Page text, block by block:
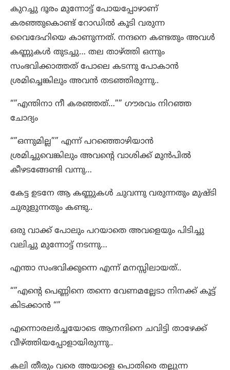
കുറച്ചു ദൂരം മുന്നോട്ട് പോയപ്പോഴാണ്
കരഞ്ഞുകൊണ്ട് റോഡിൽ കൂടി വരുന്ന
വൈദേഹിയെ കാണുന്നത്. നന്ദനെ കണ്ടതും അവൾ
കണ്ണുകൾ തുടച്ചു… തല താഴ്ത്തി ഒന്നും
സംഭവിക്കാത്തത് പോലെ കടന്നു പോകാൻ
ശ്രമിച്ചെങ്കിലും അവൻ തടഞ്ഞിരുന്നു..
“”എന്തിനാ നീ കരഞ്ഞത്…”” ഗൗരവം നിറഞ്ഞ
ചോദ്യം
“”ഒന്നുമില്ല”” എന്ന് പറഞ്ഞൊഴിയാൻ
ശ്രമിച്ചുവെങ്കിലും അവന്റെ വാശിക്ക് മുൻപിൽ
കീഴടങ്ങേണ്ടി വന്നു…
കേട്ട ഉടനേ ആ കണ്ണുകൾ ചുവന്നു വരുന്നതും മുഷ്ടി
ചുരുളുന്നതും കണ്ടു..
ഒരു വാക്ക് പോലും പറയാതെ അവളെയും പിടിച്ചു
വലിച്ചു മുന്നോട്ട് നടന്നു…
എന്താ സംഭവിക്കുന്നെ എന്ന് മനസ്സിലായത്..
“”എന്റെ പെണ്ണിനെ തന്നെ വേണമല്ലേടാ നിനക്ക് കൂട്ട്
കിടക്കാൻ “”
എന്നൊരലർച്ചയോടെ ആനന്ദിനെ ചവിട്ടി താഴേക്ക്
വീഴ്ത്തിയപ്പോളായിരുന്നു..
കലി തീരും വരെ അയാളെ പൊതിരെ തല്ലുന്ന